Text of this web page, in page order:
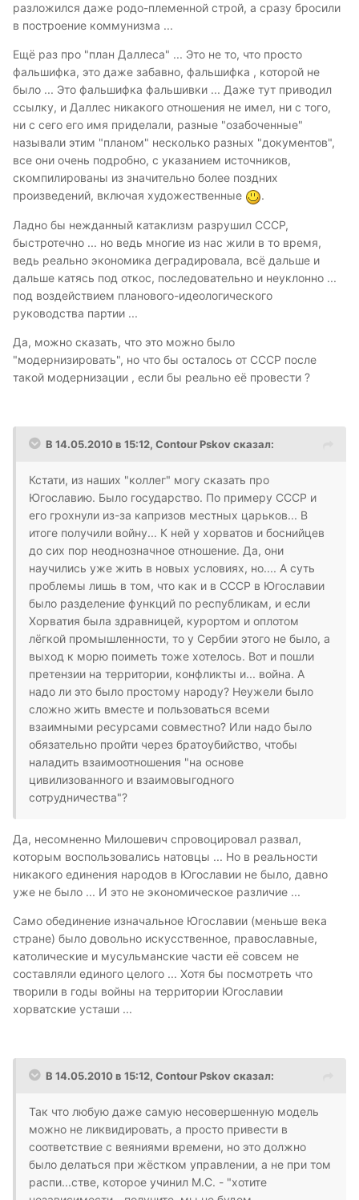
разложился даже родо-племенной строй, а сразу бросили
в построение коммунизма ...
Ещё раз про "план Даллеса" ... Это не то, что просто
фальшифка, это даже забавно, фальшифка , которой не
было ... Это фальшифка фальшивки ... Даже тут приводил
ссылку, и Даллес никакого отношения не имел, ни с того,
ни с сего его имя приделали, разные "озабоченные"
называли этим "планом" несколько разных "документов",
все они очень подробно, с указанием источников,
скомпилированы из значительно более поздних
произведений, включая художественные
.
Ладно бы нежданный катаклизм разрушил СССР,
быстротечно ... но ведь многие из нас жили в то время,
ведь реально экономика деградировала, всё дальше и
дальше катясь под откос, последовательно и неуклонно ...
под воздействием планового-идеологического
руководства партии ...
Да, можно сказать, что это можно было
"модернизировать", но что бы осталось от СССР после
такой модернизации , если бы реально её провести ?
В 14.05.2010 в 15:12, Contour Pskov сказал:
Кстати, из наших "коллег" могу сказать про
Югославию. Было государство. По примеру СССР и
его грохнули из-за капризов местных царьков... В
итоге получили войну... К ней у хорватов и боснийцев
до сих пор неоднозначное отношение. Да, они
научились уже жить в новых условиях, но.... А суть
проблемы лишь в том, что как и в СССР в Югославии
было разделение функций по республикам, и если
Хорватия была здравницей, курортом и оплотом
лёгкой промышленности, то у Сербии этого не было, а
выход к морю поиметь тоже хотелось. Вот и пошли
претензии на территории, конфликты и... война. А
надо ли это было простому народу? Неужели было
сложно жить вместе и пользоваться всеми
взаимными ресурсами совместно? Или надо было
обязательно пройти через братоубийство, чтобы
наладить взаимоотношения "на основе
цивилизованного и взаимовыгодного
сотрудничества"?
Да, несомненно Милошевич спровоцировал развал,
которым воспользовались натовцы ... Но в реальности
никакого единения народов в Югославии не было, давно
уже не было ... И это не экономическое различие ...
Само обединение изначальное Югославии (меньше века
стране) было довольно искусственное, православные,
католические и мусульманские части её совсем не
составляли единого целого ... Хотя бы посмотреть что
творили в годы войны на территории Югославии
хорватские усташи ...
В 14.05.2010 в 15:12, Contour Pskov сказал:
Так что любую даже самую несовершенную модель
можно не ликвидировать, а просто привести в
соответствие с веяниями времени, но это должно
было делаться при жёстком управлении, а не при том
распи...стве, которое учинил М.С. - "хотите